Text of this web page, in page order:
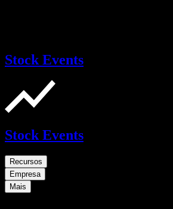
Stock Events
Stock Events
Recursos
Empresa
Mais